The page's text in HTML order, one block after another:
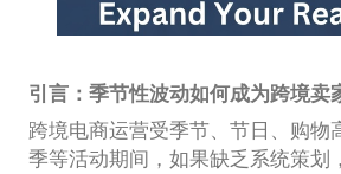
引言：季节性波动如何成为跨境卖
跨境电商运营受季节、节日、购物
季等活动期间，如果缺乏系统策划